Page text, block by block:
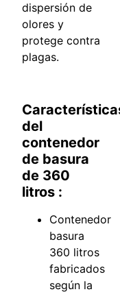
dispersión de
olores y
protege contra
plagas.
del
contenedor
de basura
de 360
litros :
Contenedor
basura
360 litros
fabricados
según la